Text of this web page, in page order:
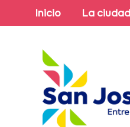
Inicio La ciudad